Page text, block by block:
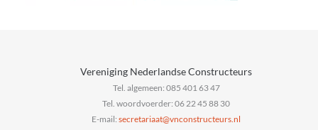
Vereniging Nederlandse Constructeurs
Tel. algemeen: 085 401 63 47
Tel. woordvoerder: 06 22 45 88 30
E-mail:
ln.sruetcurtsnocnv
@taairaterces